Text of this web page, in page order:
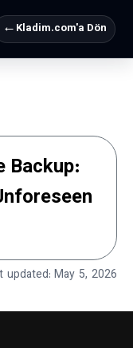
← Kladim.com'a Dön
Backup:
May 5, 2026